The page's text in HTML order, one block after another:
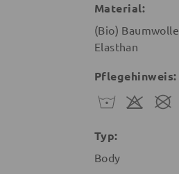
Material:
(Bio) Baumwolle
Elasthan
Pflegehinweis:
Typ:
Body